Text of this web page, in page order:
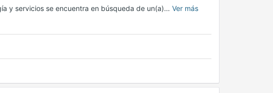
y servicios se encuentra en búsqueda de un(a)… Ver más